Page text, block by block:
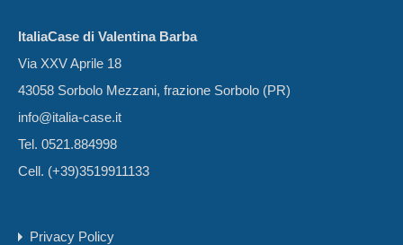
ItaliaCase di Valentina Barba
Via XXV Aprile 18
43058 Sorbolo Mezzani, frazione Sorbolo (PR)
info@italia-case.it
Tel. 0521.884998
Cell. (+39)3519911133
Privacy Policy